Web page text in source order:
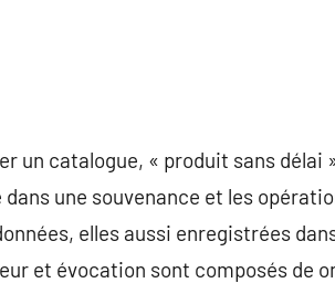
un catalogue, « produit sans délai
une souvenance et les
elles aussi enregistrées
et évocation sont composés de